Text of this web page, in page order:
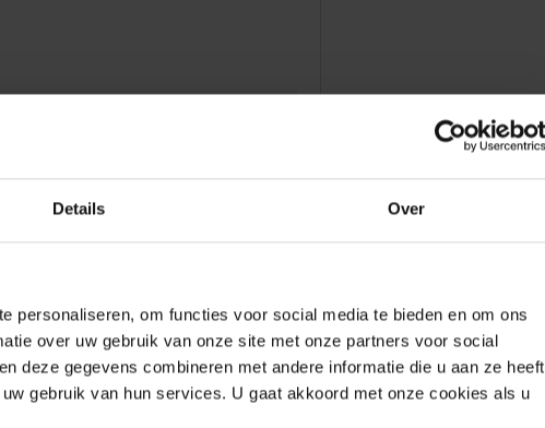
Details Over
personaliseren, om functies voor social media te bieden en om ons
over uw gebruik van onze site met onze partners voor social
deze gegevens combineren met andere informatie die u aan ze heeft
gebruik van hun services. U gaat akkoord met onze cookies als u
SKRIV EN ANMELDELSE